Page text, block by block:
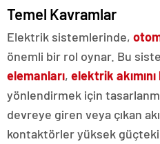
Temel Kavramlar
Elektrik sistemlerinde,
önemli bir rol oynar. Bu
elemanları, elektrik
yönlendirmek için
devreye giren veya çıkan
kontaktörler yüksek güçteki